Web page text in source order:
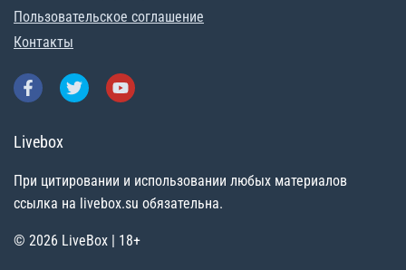
Пользовательское соглашение
Контакты
Livebox
При цитировании и использовании любых материалов
ссылка на livebox.su обязательна.
© 2026 LiveBox | 18+